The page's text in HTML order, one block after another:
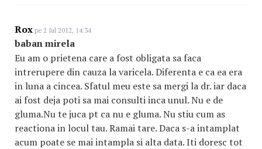
Rox pe 2 Iul 2012, 14:34
baban mirela
Eu am o prietena care a fost obligata sa faca
intrerupere din cauza la varicela. Diferenta e ca ea era
in luna a cincea. Sfatul meu este sa mergi la dr. iar daca
ai fost deja poti sa mai consulti inca unul. Nu e de
gluma.Nu te juca pt ca nu e gluma. Nu stiu cum as
reactiona in locul tau. Ramai tare. Daca s-a intamplat
acum poate se mai intampla si alta data. Iti doresc tot